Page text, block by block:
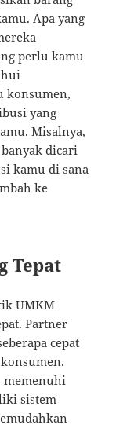
Apa yang
perlu kamu
konsumen,
yang
Misalnya,
dicari
kamu di sana
ke
Tepat
UMKM
Partner
cepat
memenuhi
sistem